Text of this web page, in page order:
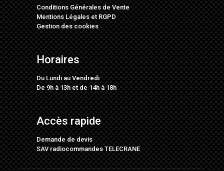
Conditions Générales de Vente
Mentions LégalesetRGPD
Gestion des cookies
Horaires
Du Lundi au Vendredi
De 9h à 13h et de 14h à 18h
Accès rapide
Demande de devis
SAV radiocommandes TELECRANE